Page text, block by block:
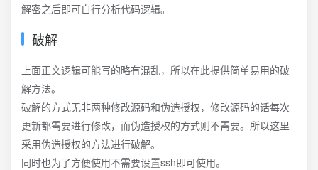
解密之后即可自行分析代码逻辑。
破解
上面正文逻辑可能写的略有混乱，所以在此提供简单易用的破
解方法。
破解的方式无非两种修改源码和伪造授权，修改源码的话每次
更新都需要进行修改，而伪造授权的方式则不需要。所以这里
采用伪造授权的方法进行破解。
同时也为了方便使用不需要设置ssh即可使用。